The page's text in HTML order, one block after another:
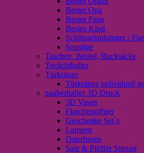
Bester Opa
Bester Papa
Bestes Kind
Schlüsselanhänger /
Sonstige
Taschen, Beutel, Rucksäcke
Teelichthalter
Türkränze
Türkränze individuell
zauberhafter 3D Druck
3D Vasen
Flaschenöffner
Geschenke Set`s
Lampen
Osterhasen
Salz & Pfeffer Streuer